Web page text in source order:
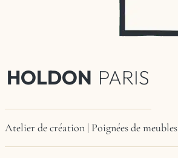
HOLDON PARIS
Atelier de création | Poignées de meubles